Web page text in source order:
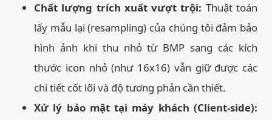
Chất lượng trích xuất vượt trội: Thuật toán
lấy mẫu lại (resampling) của chúng tôi đảm bảo
hình ảnh khi thu nhỏ từ BMP sang các kích
thước icon nhỏ (như 16x16) vẫn giữ được các
chi tiết cốt lõi và độ tương phản cần thiết.
Xử lý bảo mật tại máy khách (Client-side):